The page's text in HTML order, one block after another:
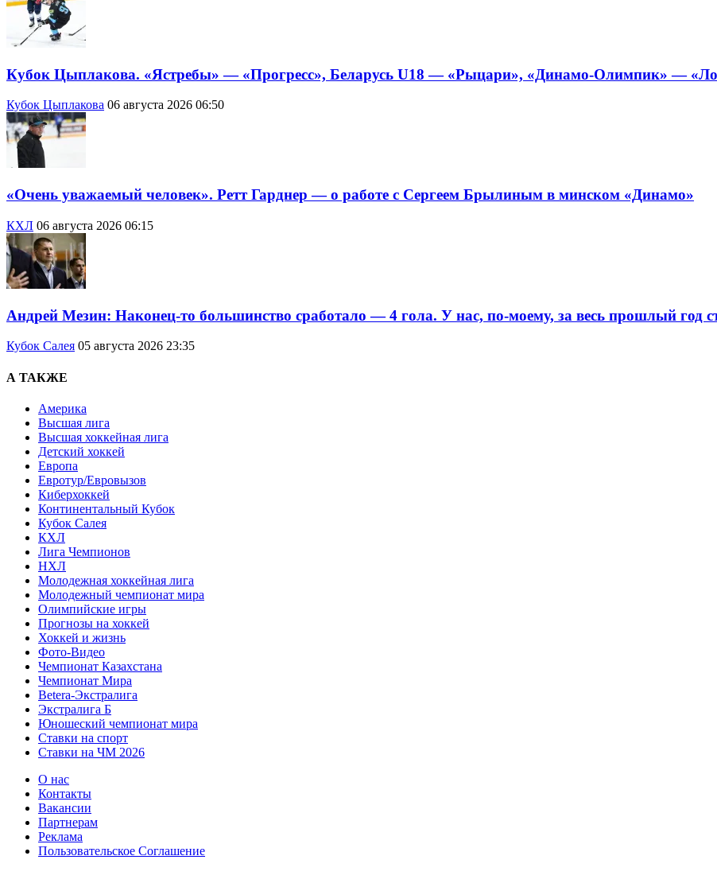
Кубок Цыплакова. «Ястребы» — «Прогресс», Беларусь U18 — «Рыцари», «Динамо-Олимпик» —
Кубок Цыплакова 06 августа 2026 06:50
«Очень уважаемый человек». Ретт Гарднер — о работе с Сергеем Брылиным в минском «Динамо»
КХЛ 06 августа 2026 06:15
Андрей Мезин: Наконец-то большинство сработало — 4 гола. У нас, по-моему, за весь прошлый год
Кубок Салея 05 августа 2026 23:35
А ТАКЖЕ
Америка
Высшая лига
Высшая хоккейная лига
Детский хоккей
Европа
Евротур/Евровызов
Киберхоккей
Континентальный Кубок
Кубок Салея
КХЛ
Лига Чемпионов
НХЛ
Молодежная хоккейная лига
Молодежный чемпионат мира
Олимпийские игры
Прогнозы на хоккей
Хоккей и жизнь
Фото-Видео
Чемпионат Казахстана
Чемпионат Мира
Betera-Экстралига
Экстралига Б
Юношеский чемпионат мира
Ставки на спорт
Ставки на ЧМ 2026
О нас
Контакты
Вакансии
Партнерам
Реклама
Пользовательское Соглашение